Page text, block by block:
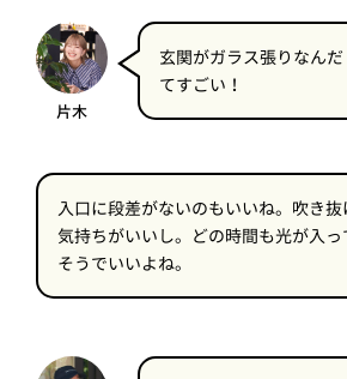
片木
玄関がガラス張りなん
てすごい！
入口に段差がないのもいいね。吹き抜
気持ちがいいし。どの時間も光が入っ
そうでいいよね。